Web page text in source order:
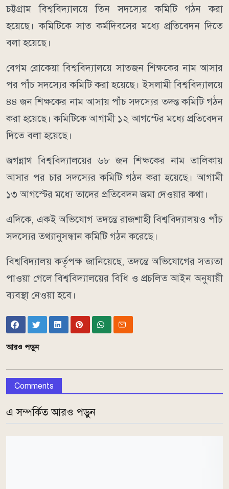
চট্টগ্রাম বিশ্ববিদ্যালয়ে তিন সদস্যের কমিটি গঠন করা
হয়েছে। কমিটিকে সাত কর্মদিবসের মধ্যে প্রতিবেদন দিতে
বলা হয়েছে।
বেগম রোকেয়া বিশ্ববিদ্যালয়ে সাতজন শিক্ষকের নাম আসার
পর পাঁচ সদস্যের কমিটি করা হয়েছে। ইসলামী বিশ্ববিদ্যালয়ে
৪৪ জন শিক্ষকের নাম আসায় পাঁচ সদস্যের তদন্ত কমিটি গঠন
করা হয়েছে। কমিটিকে আগামী ১২ আগস্টের মধ্যে প্রতিবেদন
দিতে বলা হয়েছে।
জগন্নাথ বিশ্ববিদ্যালয়ের ৬৮ জন শিক্ষকের নাম তালিকায়
আসার পর চার সদস্যের কমিটি গঠন করা হয়েছে। আগামী
১৩ আগস্টের মধ্যে তাদের প্রতিবেদন জমা দেওয়ার কথা।
এদিকে, একই অভিযোগ তদন্তে রাজশাহী বিশ্ববিদ্যালয়ও পাঁচ
সদস্যের তথ্যানুসন্ধান কমিটি গঠন করেছে।
বিশ্ববিদ্যালয় কর্তৃপক্ষ জানিয়েছে, তদন্তে অভিযোগের সত্যতা
পাওয়া গেলে বিশ্ববিদ্যালয়ের বিধি ও প্রচলিত আইন অনুযায়ী
ব্যবস্থা নেওয়া হবে।
আরও পড়ুন
Comments
এ সম্পর্কিত আরও পড়ুন